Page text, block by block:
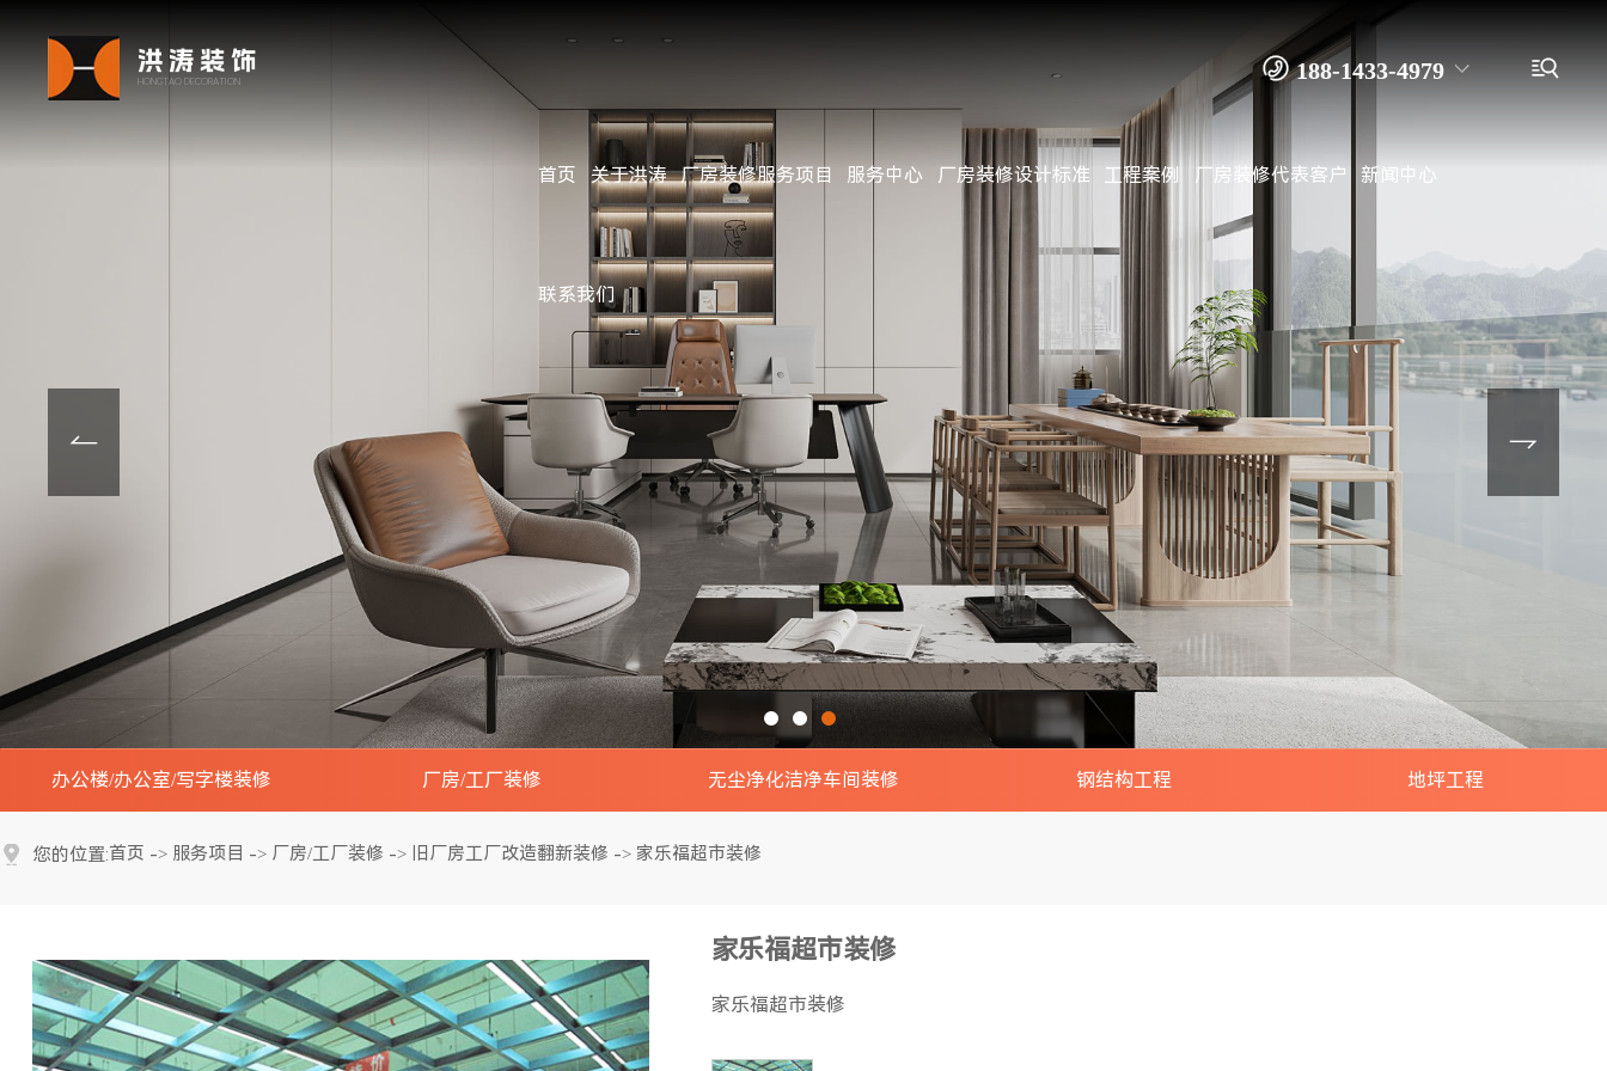
洪涛装饰
HONGTAO DECORATION 
装修公司 办公室装修 写字楼装修
厂房装修 工厂装修 无尘车间装修
188-1433-4979
首页 关于洪涛
公司简介
企业文化
公司资质
公司环境
团队风采
视频中心
厂房装修服务项目
办公楼/办公室/写字楼装修
厂房/工厂装修
无尘净化洁净车间装修
钢结构工程
地坪工程
服务中心
服务流程
项目施工管理
设计团队
施工团队
厂房装修设计标准
施工标准
用料标准
施工工艺
工程案例
经典案例
近期完工
工地参观
厂房装修代表客户
客户见证 新闻中心
公司动态
行业资讯
行业新闻
常见问题
联系我们
 
办公楼/办公室/写字楼装修
办公楼大堂装修实景效果图
开放办公区装修实景效果图
接待贵宾室装修实景效果图
厂房/工厂装修
工厂办公楼装修实景效果图
工厂展厅装修实景效果图
工厂研发中心实验室装修
无尘净化洁净车间装修
电子无尘车间实景效果图
制药无尘车间实景效果图
钢结构工程 地坪工程
您的位置:首页 -> 服务项目 -> 厂房/工厂装修 -> 旧厂房工厂改造翻新装修 -> 家乐福超市装修
家乐福超市装修
家乐福超市装修